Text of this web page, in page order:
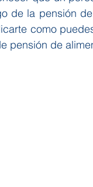
de la pensión
como
pensión de